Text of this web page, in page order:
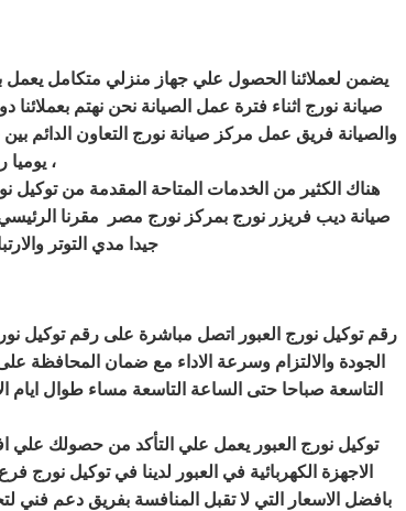
يضمن لعملائنا الحصول علي جهاز منزلي متكامل يعمل
صيانة نورج اثناء فترة عمل الصيانة نحن نهتم
والصيانة فريق عمل مركز صيانة نورج التعاون الدائم
يوميا رقم مركز صيانة تكييفات نورج وعلي مدار الساعة علي الخط الساخن لخدمة عملاء نورج في صيانة نورج ،
هناك الكثير من الخدمات المتاحة المقدمة من
جيدا مدي التوتر
رقم توكيل نورج العبور اتصل مباشرة على رقم توكيل
الجودة والالتزام وسرعة الاداء مع ضمان المحافظة
التاسعة صباحا حتى الساعة التاسعة مساء طوال ايام
توكيل نورج العبور يعمل علي التأكد من حصولك
بافضل الاسعار التي لا تقبل المنافسة بفريق دعم فني